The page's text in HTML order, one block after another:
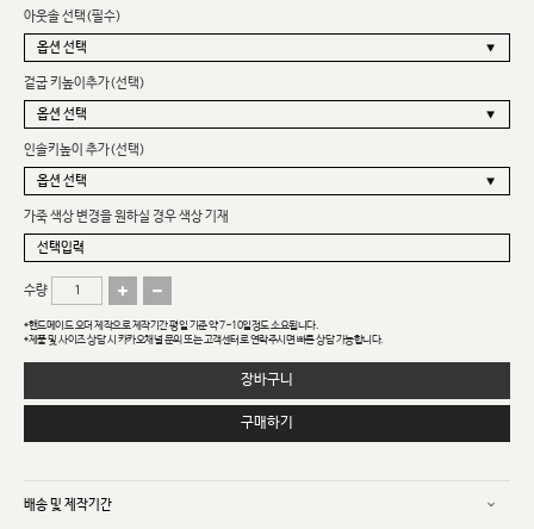
아웃솔 선택(필수)
겉굽 키높이추가(선택)
인솔키높이 추가(선택)
가죽 색상 변경을 원하실 경우 색상 기재
수량
*핸드메이드 오더 제작으로 제작기간 평일 기준 약 7~10일정도 소요됩니다.
*제품 및 사이즈 상담 시 카카오채널 문의 또는 고객센터로 연락주시면 빠른 상담 가능합니다.
장바구니
구매하기
배송 및 제작기간